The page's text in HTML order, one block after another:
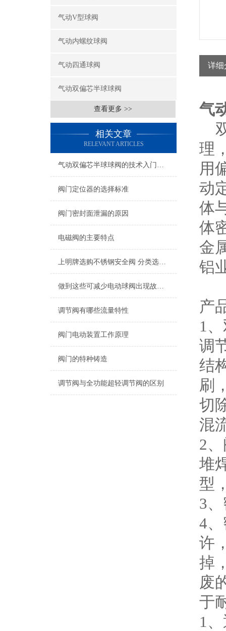
气动V型球阀
气动内螺纹球阀
气动四通球阀
气动双偏芯半球球阀
查看更多 >>
相关文章
RELEVANT ARTICLES
气动双偏芯半球球阀的技术入门者须知
阀门定位器的选择标准
阀门密封面泄漏的原因
电磁阀的主要特点
上明牌选购不锈钢安全阀 分类选择Z重要
做到这些可减少电动球阀出现故障的频率！
调节阀有哪些流量特性
阀门电动装置工作原理
阀门的特种铸造
调节阀与全功能超轻调节阀的区别
详细
气
理
用
动
体
体
金
铝
产
1
调
结
刷
切
混
2
堆
型
3
4
许
掉
废
于
1